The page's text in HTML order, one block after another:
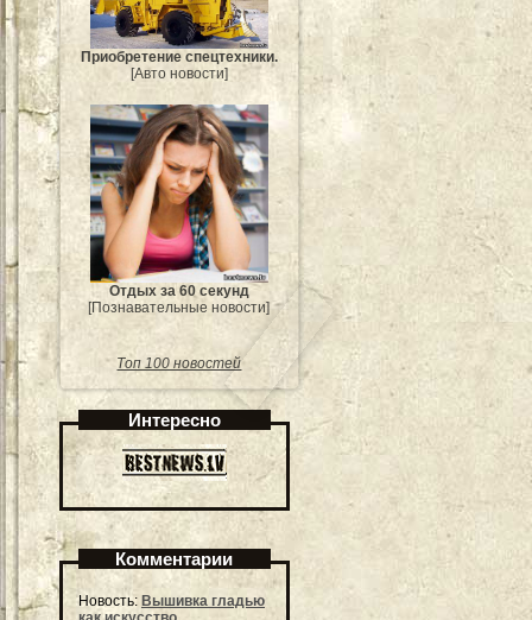
Приобретение спецтехники.
[Авто новости]
Отдых за 60 секунд
[Познавательные новости]
Топ 100 новостей
Интересно
Комментарии
Новость: Вышивка гладью